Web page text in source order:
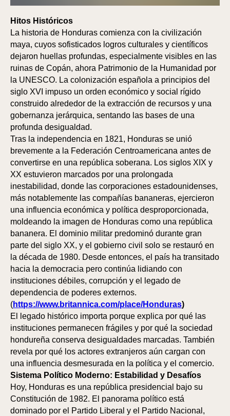
Hitos Históricos
La historia de Honduras comienza con la civilización
maya, cuyos sofisticados logros culturales y científicos
dejaron huellas profundas, especialmente visibles en las
ruinas de Copán, ahora Patrimonio de la Humanidad por
la UNESCO. La colonización española a principios del
siglo XVI impuso un orden económico y social rígido
construido alrededor de la extracción de recursos y una
gobernanza jerárquica, sentando las bases de una
profunda desigualdad.
Tras la independencia en 1821, Honduras se unió
brevemente a la Federación Centroamericana antes de
convertirse en una república soberana. Los siglos XIX y
XX estuvieron marcados por una prolongada
inestabilidad, donde las corporaciones estadounidenses,
más notablemente las compañías bananeras, ejercieron
una influencia económica y política desproporcionada,
moldeando la imagen de Honduras como una república
bananera. El dominio militar predominó durante gran
parte del siglo XX, y el gobierno civil solo se restauró en
la década de 1980. Desde entonces, el país ha transitado
hacia la democracia pero continúa lidiando con
instituciones débiles, corrupción y el legado de
dependencia de poderes externos.
(https://www.britannica.com/place/Honduras)
El legado histórico importa porque explica por qué las
instituciones permanecen frágiles y por qué la sociedad
hondureña conserva desigualdades marcadas. También
revela por qué los actores extranjeros aún cargan con
una influencia desmesurada en la política y el comercio.
Sistema Político Moderno: Estabilidad y Desafíos
Hoy, Honduras es una república presidencial bajo su
Constitución de 1982. El panorama político está
dominado por el Partido Liberal y el Partido Nacional,